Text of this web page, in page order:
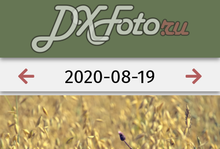
2020-08-19